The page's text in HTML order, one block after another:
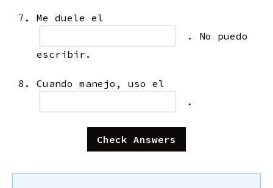
Me duele el
. No puedo
escribir.
Cuando manejo, uso el
.
Check Answers